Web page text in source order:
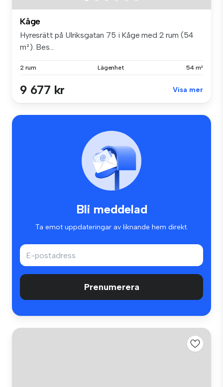
Kåge
Hyresrätt på Ulriksgatan 75 i Kåge med 2 rum (54
m²). Bes...
2 rum Lägenhet 54 m²
9 677 kr Visa mer
Bli meddelad
Ta emot uppdateringar av liknande hem direkt.
Prenumerera